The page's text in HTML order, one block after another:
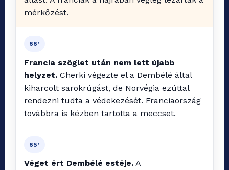
mérkőzést.
66’
Francia szöglet után nem lett újabb
helyzet. Cherki végezte el a Dembélé által
kiharcolt sarokrúgást, de Norvégia ezúttal
rendezni tudta a védekezését. Franciaország
továbbra is kézben tartotta a meccset.
65’
Véget ért Dembélé estéje. A